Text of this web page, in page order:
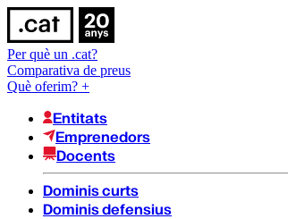
Per què un .cat?
Comparativa de preus
Què oferim? +
Entitats
Emprenedors
Docents
Dominis curts
Dominis defensius